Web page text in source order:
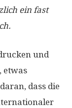
ein fast
und
etwas
dass die